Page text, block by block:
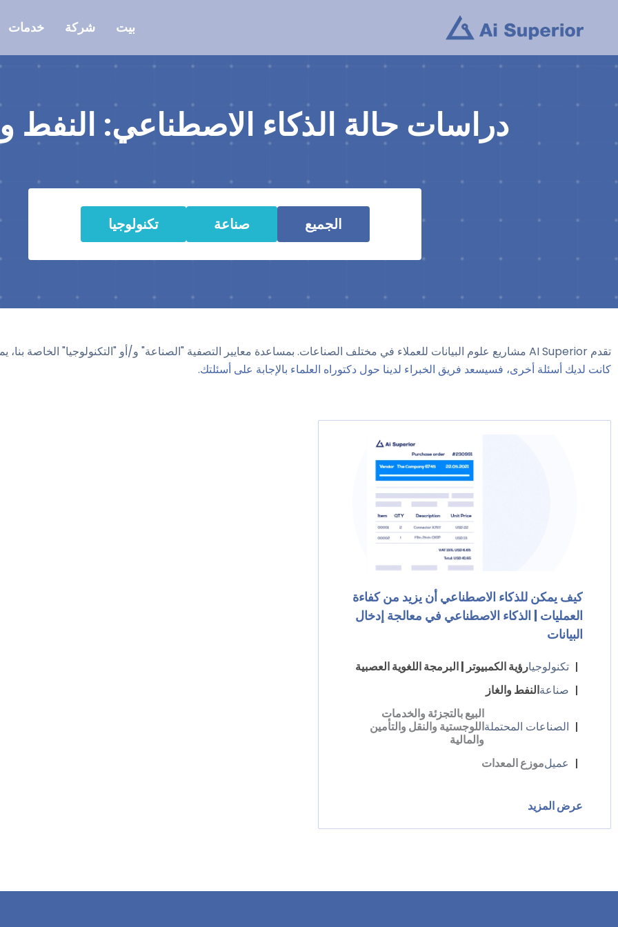
بيت شركة خدمات
دراسات حالة الذكاء الاصطناعي: النفط
الجميع صناعة تكنولوجيا
تقدم AI Superior مشاريع علوم البيانات للعملاء في مختلف الصناعات. بمساعدة معايير التصفية "الصناعة" و/أو "التكنولوجيا" الخاصة بنا، يمكنك تحديد مشاريع علوم البيانات التي تحظى باهتمامك الأعلى.
كانت لديك أسئلة أخرى، فسيسعد فريق الخبراء لدينا حول دكتوراه العلماء بالإجابة على أسئلتك.
كيف يمكن للذكاء الاصطناعي أن يزيد من كفاءة
العمليات | الذكاء الاصطناعي في معالجة إدخال
البيانات
تكنولوجيارؤية الكمبيوتر | البرمجة اللغوية العصبية
صناعةالنفط والغاز
الصناعات المحتملة
البيع بالتجزئة والخدمات
اللوجستية والنقل والتأمين
والمالية
عميلموزع المعدات
عرض المزيد